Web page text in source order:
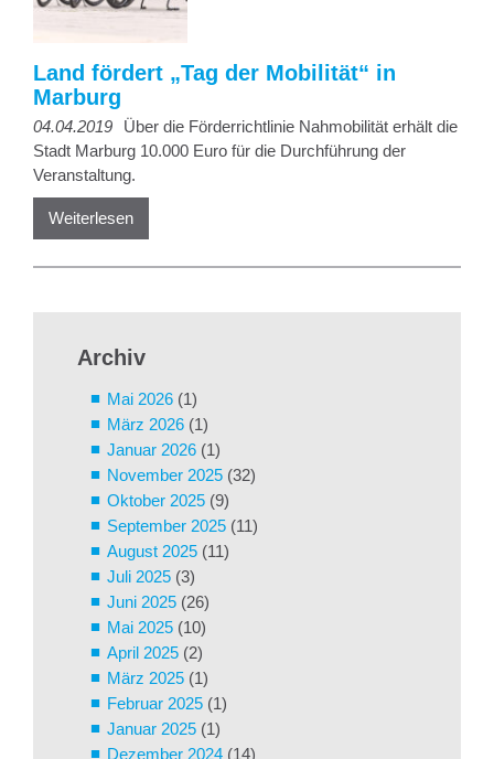
Land fördert „Tag der Mobilität“ in
Marburg
04.04.2019
Über die Förderrichtlinie Nahmobilität erhält die
Stadt Marburg 10.000 Euro für die Durchführung der
Veranstaltung.
Weiterlesen
Archiv
Mai 2026 (1)
März 2026 (1)
Januar 2026 (1)
November 2025 (32)
Oktober 2025 (9)
September 2025 (11)
August 2025 (11)
Juli 2025 (3)
Juni 2025 (26)
Mai 2025 (10)
April 2025 (2)
März 2025 (1)
Februar 2025 (1)
Januar 2025 (1)
Dezember 2024 (14)